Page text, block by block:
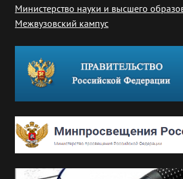
Министерство науки и высшего
Межвузовский кампус